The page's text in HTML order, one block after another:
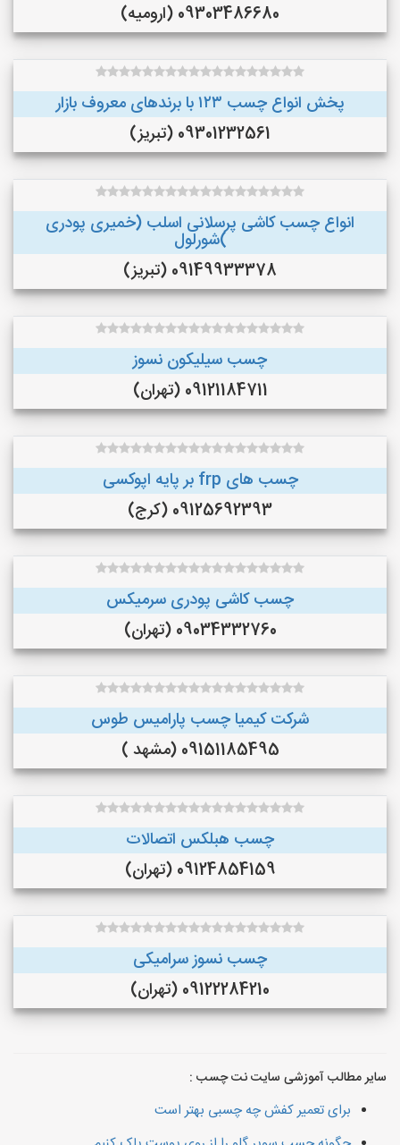
09303486680 (ارومیه)
پخش انواع چسب ۱۲۳ با برندهای معروف بازار
09301232561 (تبریز)
انواع چسب کاشی پرسلانی اسلب (خمیری پودری
)شورلول
09149933378 (تبریز)
چسب سیلیکون نسوز
09121184711 (تهران)
چسب های frp بر پایه اپوکسی
09125692393 (کرج)
چسب کاشی پودری سرمیکس
09034332760 (تهران)
شرکت کیمیا چسب پارامیس طوس
09151185495 (مشهد )
چسب هبلکس اتصالات
09124854159 (تهران)
چسب نسوز سرامیکی
09122284210 (تهران)
سایر مطالب آموزشی سایت نت چسب :
برای تعمیر کفش چه چسبی بهتر است